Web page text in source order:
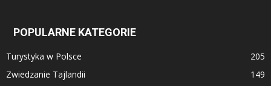
POPULARNE KATEGORIE
Turystyka w Polsce
205
Zwiedzanie Tajlandii
149